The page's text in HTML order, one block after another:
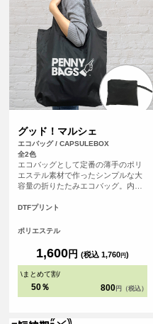
グッド！マルシェ
エコバッグ / CAPSULEBOX
全2色
エコバッグとして定番の薄手のポリ
エステル素材で作ったシンプルな大
容量の折りたたみエコバッグ。内ポ
が可能で、ポリエステル素材のため
でかさばらないため人気の高いエコ
DTFプリント
ポリエステル
1,600円 (税込 1,760円)
\まとめて割/
50％ 800 円（税込）